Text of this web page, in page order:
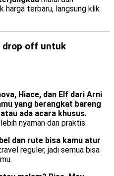
harga terbaru, langsung klik
drop off untuk
Hiace, dan Elf dari Arni
yang berangkat bareng
ada acara khusus.
nyaman dan praktis.
dan rute bisa kamu atur
reguler, jadi semua bisa